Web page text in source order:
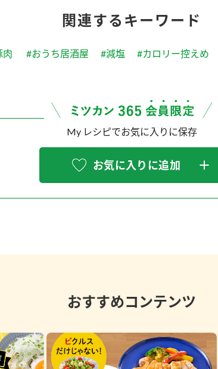
関連するキーワード
肉 #おうち居酒屋 #減塩 #カロリー控えめ
My レシピでお気に入りに保存
お気に入りに追加
おすすめコンテンツ